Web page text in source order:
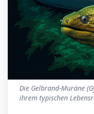
Die Gelbrand-Muräne
ihrem typischen